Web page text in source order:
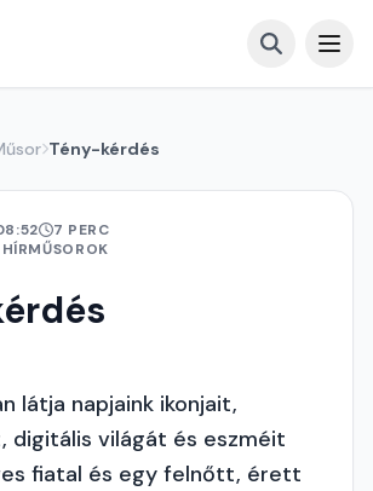
Tény-kérdés
7 PERC
látja napjaink ikonjait,
digitális világát és eszméit
fiatal és egy felnőtt, érett